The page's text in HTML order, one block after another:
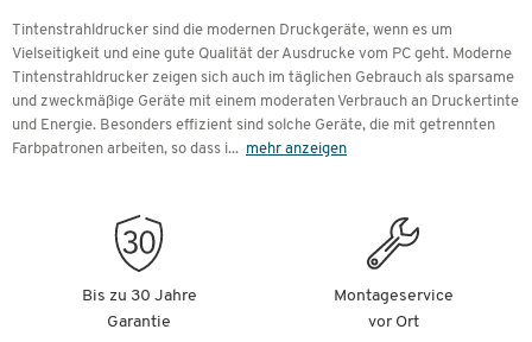
Tintenstrahldrucker sind die modernen Druckgeräte, wenn es um
Vielseitigkeit und eine gute Qualität der Ausdrucke vom PC geht. Moderne
Tintenstrahldrucker zeigen sich auch im täglichen Gebrauch als sparsame
und zweckmäßige Geräte mit einem moderaten Verbrauch an Druckertinte
und Energie. Besonders effizient sind solche Geräte, die mit getrennten
Farbpatronen arbeiten, so dass i... mehr anzeigen
Bis zu 30 Jahre
Garantie
Montageservice
vor Ort